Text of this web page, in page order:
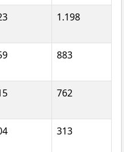
1.198
883
762
313